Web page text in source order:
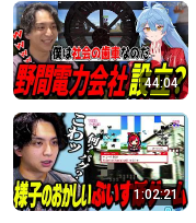
44:04
1:02:21